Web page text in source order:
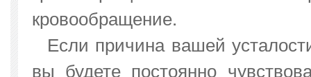
кровообращение.
Если причина вашей
вы будете постоянно